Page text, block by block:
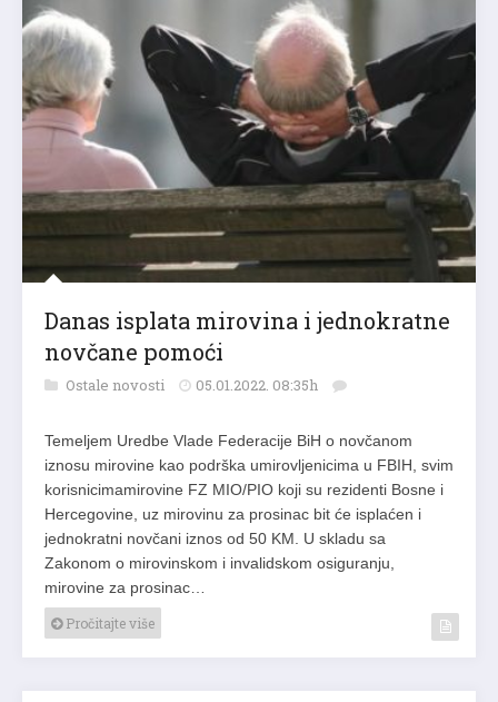
Danas isplata mirovina i jednokratne
novčane pomoći
Ostale novosti 05.01.2022. 08:35h
Temeljem Uredbe Vlade Federacije BiH o novčanom
iznosu mirovine kao podrška umirovljenicima u FBIH, svim
korisnicimamirovine FZ MIO/PIO koji su rezidenti Bosne i
Hercegovine, uz mirovinu za prosinac bit će isplaćen i
jednokratni novčani iznos od 50 KM. U skladu sa
Zakonom o mirovinskom i invalidskom osiguranju,
mirovine za prosinac…
Pročitajte više